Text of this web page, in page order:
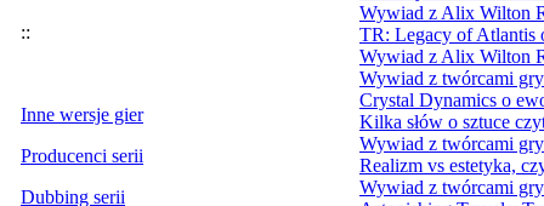
::
Inne wersje gier
Producenci serii
Dubbing serii
Wywiad z Alix Wilton
TR: Legacy of Atlantis
Wywiad z Alix Wilton
Wywiad z twórcami
Crystal Dynamics o
Kilka słów o sztuce
Wywiad z twórcami
Realizm vs estetyka,
Wywiad z twórcami